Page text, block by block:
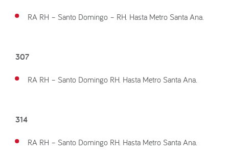
RA RH – Santo Domingo – RH. Hasta Metro Santa Ana.
307
RA RH – Santo Domingo RH. Hasta Metro Santa Ana.
314
RA RH – Santo Domingo RH. Hasta Metro Santa Ana.